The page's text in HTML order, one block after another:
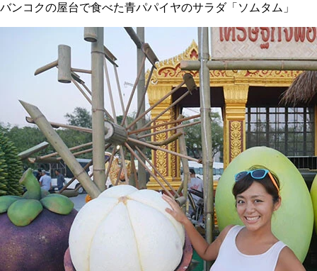
バンコクの屋台で食べた青パパイヤのサラダ「ソムタム」